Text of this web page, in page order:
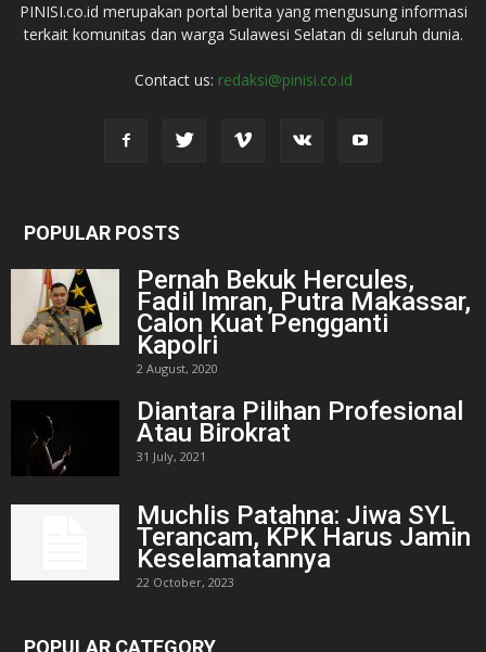
PINISI.co.id merupakan portal berita yang mengusung informasi
terkait komunitas dan warga Sulawesi Selatan di seluruh dunia.
Contact us: redaksi@pinisi.co.id
POPULAR POSTS
Pernah Bekuk Hercules,
Fadil Imran, Putra Makassar,
Calon Kuat Pengganti
Kapolri
2 August, 2020
Diantara Pilihan Profesional
Atau Birokrat
31 July, 2021
Muchlis Patahna: Jiwa SYL
Terancam, KPK Harus Jamin
Keselamatannya
22 October, 2023
POPULAR CATEGORY